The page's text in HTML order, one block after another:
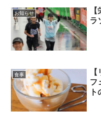
お知らせ
ラ
食事
フ